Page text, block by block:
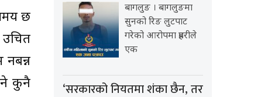
छ
कुनै
बागलुङ । बागलुङमा
सुनको रिङ लुटपाट
गरेको आरोपमा प्रहरीले
एक
‘सरकारको नियतमा शंका छैन, तर